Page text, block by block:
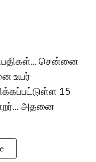
சென்னை
உயர்
15
அதனை